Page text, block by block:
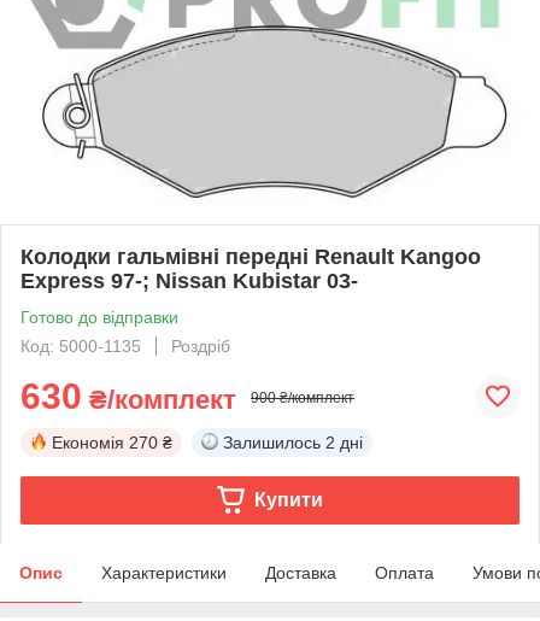
Колодки гальмівні передні Renault Kangoo
Express 97-; Nissan Kubistar 03-
Готово до відправки
Код: 5000-1135
Роздріб
630 ₴/комплект 900 ₴/комплект
Економія 270 ₴ Залишилось 2 дні
Купити
Опис Характеристики Доставка Оплата Умови